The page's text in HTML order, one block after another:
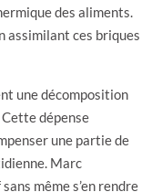
des aliments.
assimilant ces briques
une décomposition
dépense
une partie de
Marc
même s’en rendre